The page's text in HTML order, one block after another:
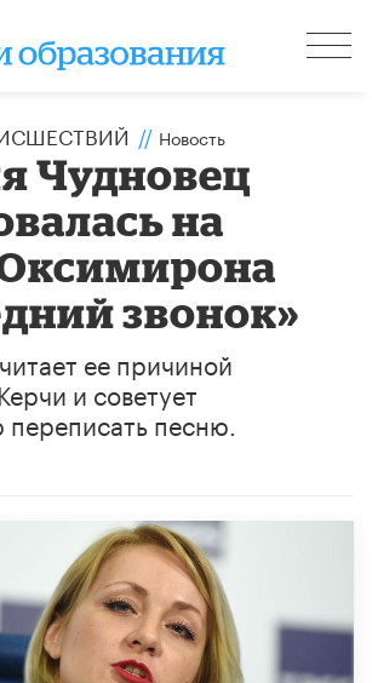
// Новость
Чудновец
на
звонок»
ее причиной
и советует
песню.